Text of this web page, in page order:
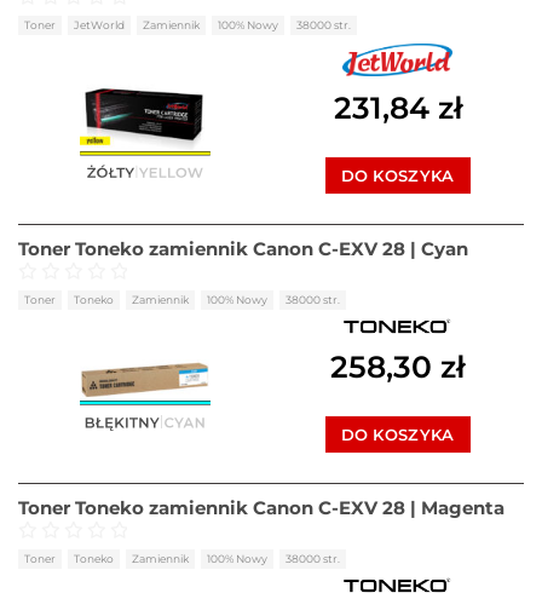
Oceniono na 5
Toner JetWorld Zamiennik 100% Nowy 38000 str.
231,84 zł
DO KOSZYKA
Toner Toneko zamiennik Canon C-EXV 28 | Cyan
Oceniono 0na 5
Toner Toneko Zamiennik 100% Nowy 38000 str.
258,30 zł
DO KOSZYKA
Toner Toneko zamiennik Canon C-EXV 28 | Magenta
Oceniono 0na 5
Toner Toneko Zamiennik 100% Nowy 38000 str.